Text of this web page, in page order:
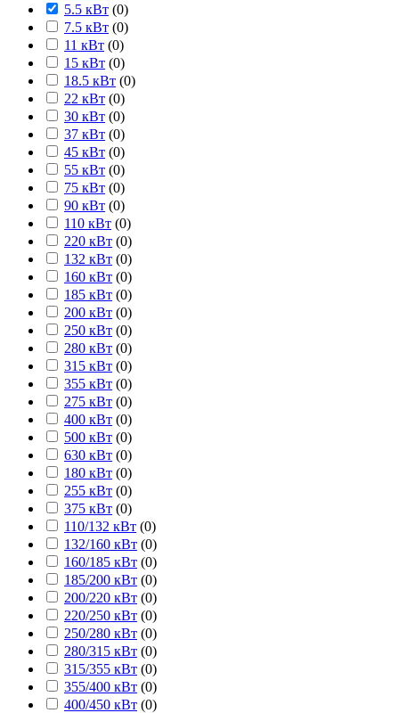
5.5 кВт (0)
7.5 кВт (0)
11 кВт (0)
15 кВт (0)
18.5 кВт (0)
22 кВт (0)
30 кВт (0)
37 кВт (0)
45 кВт (0)
55 кВт (0)
75 кВт (0)
90 кВт (0)
110 кВт (0)
220 кВт (0)
132 кВт (0)
160 кВт (0)
185 кВт (0)
200 кВт (0)
250 кВт (0)
280 кВт (0)
315 кВт (0)
355 кВт (0)
275 кВт (0)
400 кВт (0)
500 кВт (0)
630 кВт (0)
180 кВт (0)
255 кВт (0)
375 кВт (0)
110/132 кВт (0)
132/160 кВт (0)
160/185 кВт (0)
185/200 кВт (0)
200/220 кВт (0)
220/250 кВт (0)
250/280 кВт (0)
280/315 кВт (0)
315/355 кВт (0)
355/400 кВт (0)
400/450 кВт (0)